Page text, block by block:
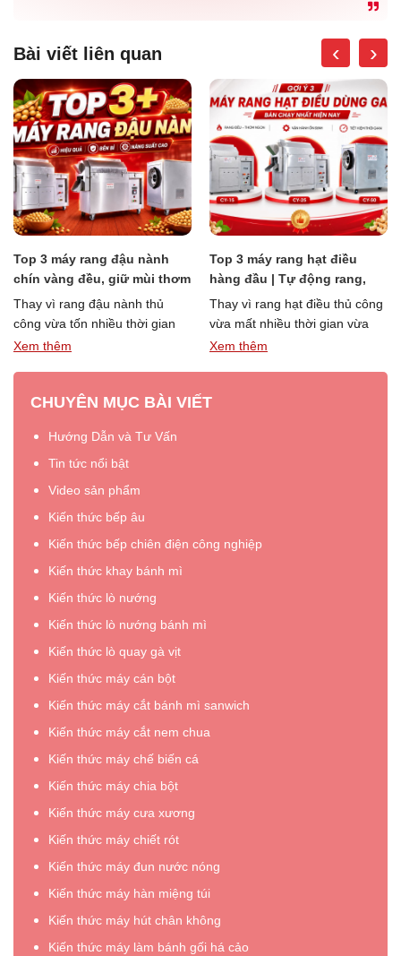
Bài viết liên quan
3 máy rang đậu nành
vàng đều, giữ mùi thơm
của hạt
vì rang đậu nành thủ
vừa tốn nhiều thời gian
khó kiểm soát nhiệt độ
máy
đậu
nành
đều,
giữ
thơm
tự
nhiên
hạt”
thêm
Top 3 máy rang hạt điều
hàng đầu | Tự động rang,
chín đều hạt
Thay vì rang hạt điều thủ công
vừa mất nhiều thời gian vừa
khó kiểm soát nhiệt độ, hiện
Xem thêm
‹ ›
CHUYÊN MỤC BÀI VIẾT
Hướng Dẫn và Tư Vấn
Tin tức nổi bật
Video sản phẩm
Kiến thức bếp âu
Kiến thức bếp chiên điện công nghiệp
Kiến thức khay bánh mì
Kiến thức lò nướng
Kiến thức lò nướng bánh mì
Kiến thức lò quay gà vịt
Kiến thức máy cán bột
Kiến thức máy cắt bánh mì sanwich
Kiến thức máy cắt nem chua
Kiến thức máy chế biến cá
Kiến thức máy chia bột
Kiến thức máy cưa xương
Kiến thức máy chiết rót
Kiến thức máy đun nước nóng
Kiến thức máy hàn miệng túi
Kiến thức máy hút chân không
Kiến thức máy làm bánh gối há cảo